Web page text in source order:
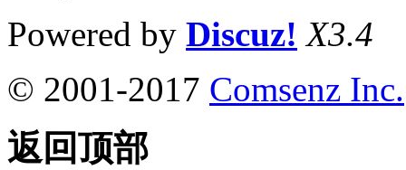
Powered by Discuz! X3.4
© 2001-2017 Comsenz Inc.
返回顶部